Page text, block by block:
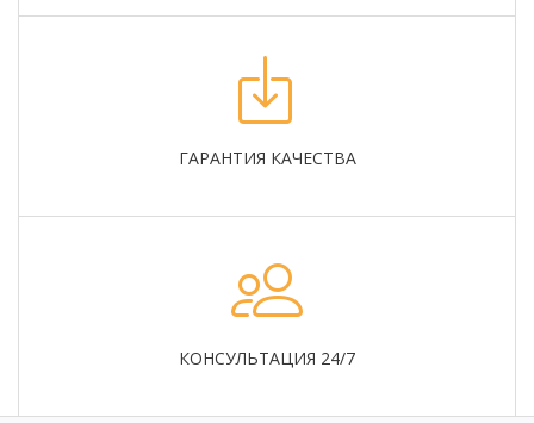
ГАРАНТИЯ КАЧЕСТВА
КОНСУЛЬТАЦИЯ 24/7